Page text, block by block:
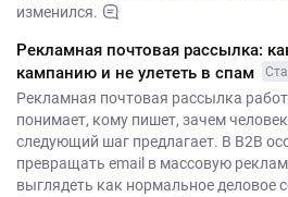
изменился.
Рекламная почтовая рассылка:
кампанию и не улететь в спам
Рекламная почтовая рассылка
понимает, кому пишет, зачем
следующий шаг предлагает. В B2B
превращать email в массовую
выглядеть как нормальное деловое